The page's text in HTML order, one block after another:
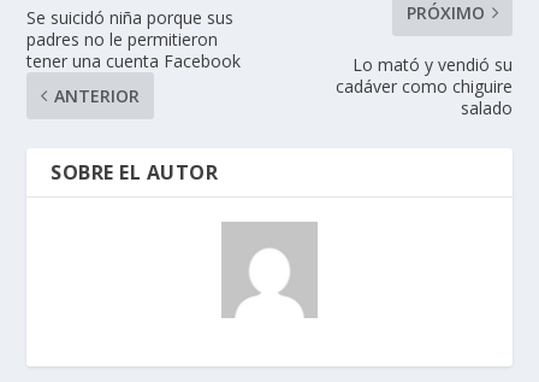
Se suicidó niña porque sus
padres no le permitieron
tener una cuenta Facebook
ANTERIOR
PRÓXIMO
Lo mató y vendió su
cadáver como chiguire
salado
SOBRE EL AUTOR